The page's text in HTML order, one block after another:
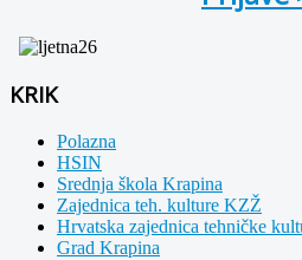
KRIK
Polazna
HSIN
Srednja škola Krapina
Zajednica teh. kulture KZŽ
Hrvatska zajednica tehničke
Grad Krapina